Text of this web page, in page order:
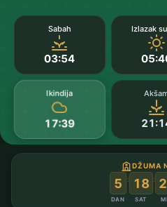
Sabah
03:54
Izlazak
Ikindija
17:39
DŽUMA
5
DAN
: 18
SAT
: